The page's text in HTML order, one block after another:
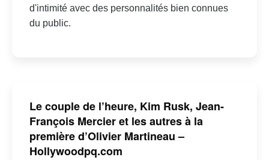
d'intimité avec des personnalités bien connues
du public.
Le couple de l’heure, Kim Rusk, Jean-
François Mercier et les autres à la
première d’Olivier Martineau –
Hollywoodpq.com